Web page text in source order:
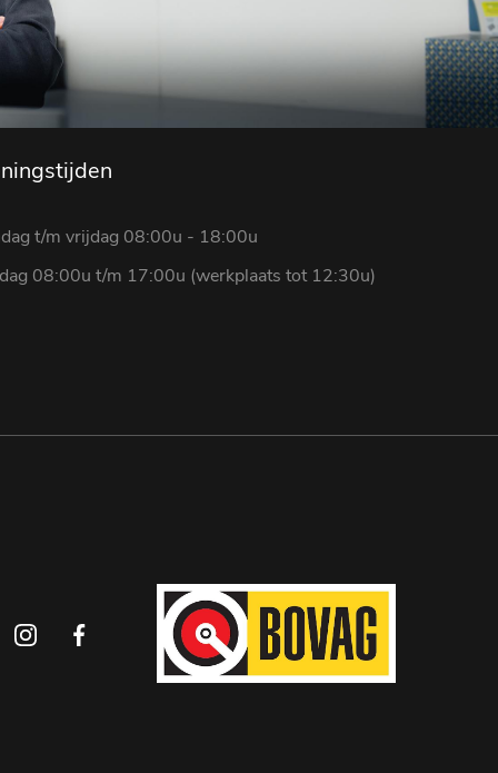
t/m vrijdag 08:00u - 18:00u
08:00u t/m 17:00u (werkplaats tot 12:30u)